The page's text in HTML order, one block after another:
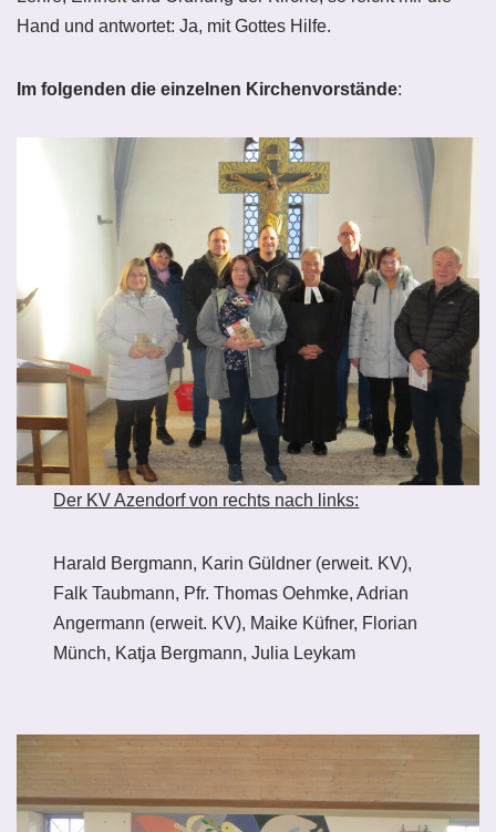
Hand und antwortet: Ja, mit Gottes Hilfe.
Im folgenden die einzelnen Kirchenvorstände:
Der KV Azendorf von rechts nach links:
Harald Bergmann, Karin Güldner (erweit. KV),
Falk Taubmann, Pfr. Thomas Oehmke, Adrian
Angermann (erweit. KV), Maike Küfner, Florian
Münch, Katja Bergmann, Julia Leykam